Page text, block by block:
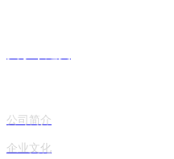
公司简介
企业文化